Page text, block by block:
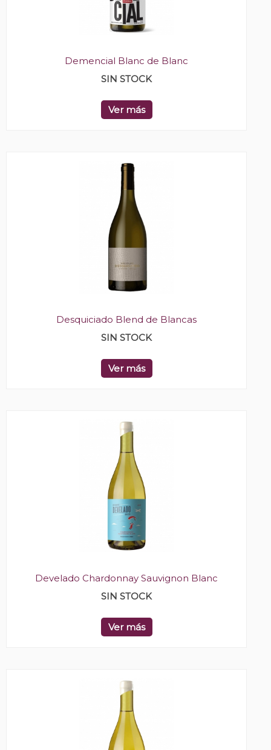
Demencial Blanc de Blanc
SIN STOCK
Ver más
Desquiciado Blend de Blancas
SIN STOCK
Ver más
Develado Chardonnay Sauvignon Blanc
SIN STOCK
Ver más